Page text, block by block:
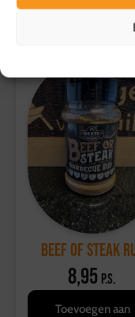
Beef of Steak
8,95 p.s.
Toevoegen aan